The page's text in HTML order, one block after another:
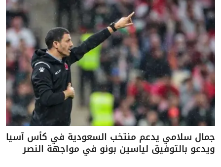
جمال سلامي يدعم منتخب السعودية في كأس آسيا
ويدعو بالتوفيق لياسين بونو في مواجهة النصر